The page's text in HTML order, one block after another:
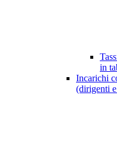
in
Incarichi
(dirigenti